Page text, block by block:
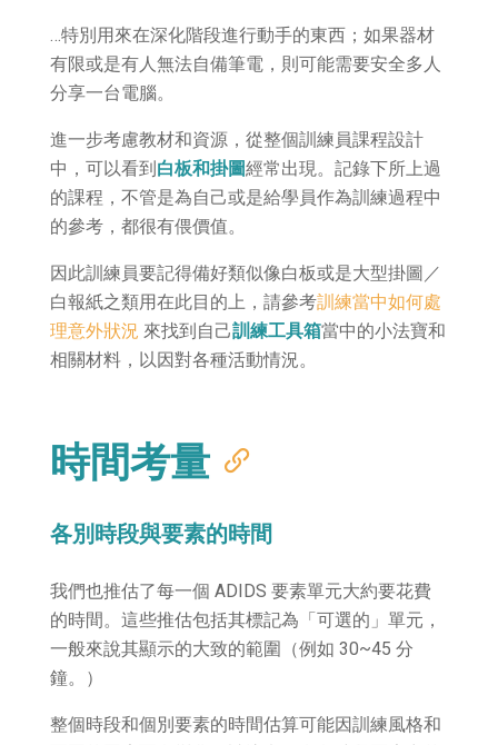
…特別用來在深化階段進行動手的東西；如果器材
有限或是有人無法自備筆電，則可能需要安全多人
分享一台電腦。
進一步考慮教材和資源，從整個訓練員課程設計
中，可以看到白板和掛圖經常出現。記錄下所上過
的課程，不管是為自己或是給學員作為訓練過程中
的參考，都很有偎價值。
因此訓練員要記得備好類似像白板或是大型掛圖／
白報紙之類用在此目的上，請參考訓練當中如何處
理意外狀況 來找到自己訓練工具箱當中的小法寶和
相關材料，以因對各種活動情況。
時間考量
各別時段與要素的時間
我們也推估了每一個 ADIDS 要素單元大約要花費
的時間。這些推估包括其標記為「可選的」單元，
一般來說其顯示的大致的範圍（例如 30~45 分
鐘。）
整個時段和個別要素的時間估算可能因訓練風格和